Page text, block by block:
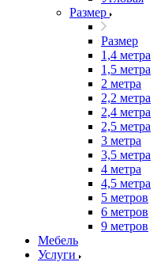
Размер
Размер
1,4 метра
1,5 метра
2 метра
2,2 метра
2,4 метра
2,5 метра
3 метра
3,5 метра
4 метра
4,5 метра
5 метров
6 метров
9 метров
Мебель
Услуги